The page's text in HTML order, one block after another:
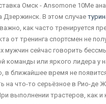
Омск - Ansomone 10Me
Дзержинск. В этом случае
как часто тренируется
от тренинга спортсмен не
мужчин сейчас говорить
команды или яркого лидера у
в ближайшее время не
на что-то серьёзное в Рио-де
выполнении трастеров, как и